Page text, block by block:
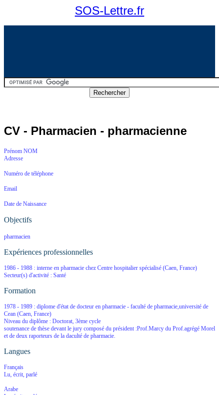
SOS-Lettre.fr
CV - Pharmacien - pharmacienne
Prénom NOM
Adresse
Numéro de téléphone
Email
Date de Naissance
Objectifs
pharmacien
Expériences professionnelles
1986 - 1988 : interne en pharmacie chez Centre hospitalier spécialisé (Caen, France)
Secteur(s) d'activité : Santé
Formation
1978 - 1989 : diplome d'état de docteur en pharmacie - faculté de pharmacie,université de
Cean (Caen, France)
Niveau du diplôme : Doctorat, 3ème cycle
soutenance de thèse devant le jury composé du président :Prof.Marcy du Prof.agrégé Morel
et de deux raporteurs de la daculté de pharmacie.
Langues
Français
Lu, écrit, parlé
Arabe